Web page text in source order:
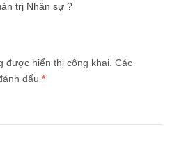
trị Nhân sự ?
được hiển thị công khai. Các
dấu *